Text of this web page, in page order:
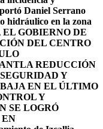
Daniel Serrano
hidráulico en la zona
GOBIERNO DE
DEL CENTRO
REDUCCIÓN
Y
EN EL ÚLTIMO
Y
SE LOGRÓ
EN